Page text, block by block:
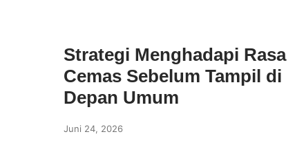
Strategi Menghadapi Rasa
Cemas Sebelum Tampil di
Depan Umum
Juni 24, 2026